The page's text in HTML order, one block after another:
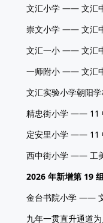
文汇小学 —— 文汇
崇文小学 —— 文汇中
文汇一小 —— 文汇中
一师附小 —— 文汇中
文汇实验小学朝阳学
精忠街小学 —— 11
定安里小学 —— 11
西中街小学 —— 工美
2026 年新增第 19
金台书院小学 —— 文
九年一贯直升通道为